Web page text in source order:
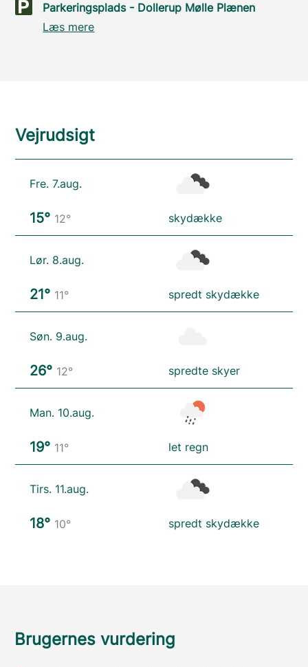
Parkeringsplads - Dollerup Mølle Plænen
Læs mere
Vejrudsigt
Fre. 7.aug.
15° 12° skydække
Lør. 8.aug.
21° 11° spredt skydække
Søn. 9.aug.
26° 12° spredte skyer
Man. 10.aug.
19° 11° let regn
Tirs. 11.aug.
18° 10° spredt skydække
Brugernes vurdering